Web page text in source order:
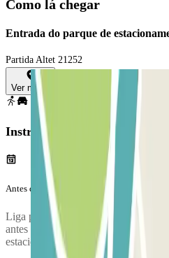
Como lá chegar
Entrada do parque de
Partida Altet 21252
Ver mapa
Instruções
Antes da tua viagem
Liga para o parque de
antes de chegares ao aeroporto. O
estacionamento será fornecido assim